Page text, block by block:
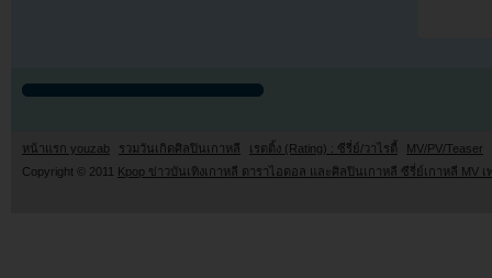
หน้าแรก youzab รวมวันเกิดศิลปินเกาหลี เรตติ้ง (Rating) : ซีรี่ย์/วาไรตี้
MV/PV/Teaser
Copyright © 2011 Kpop ข่าวบันเทิงเกาหลี ดาราไอดอล และศิลปินเกาหลี ซีรี่ย์เกาหลี MV